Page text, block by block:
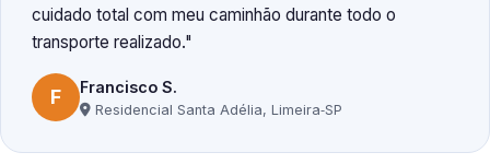
cuidado total com meu caminhão durante todo o
transporte realizado.
F Francisco S.
Residencial Santa Adélia, Limeira‑SP